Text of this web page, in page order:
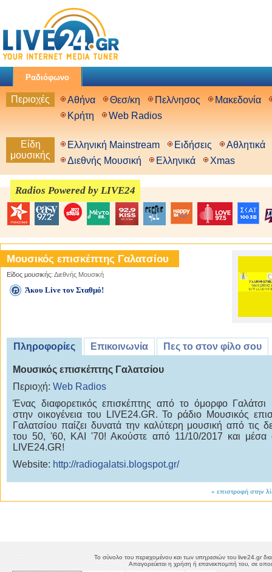
Ραδιόφωνο
Περιοχές Αθήνα Θεσ/κη Πελ/νησος
Μακεδονία
Κρήτη
Web Radios
Είδη
μουσικής
Ελληνική Mainstream Ειδήσεις
Αθλητικά
Διεθνής Μουσική
Ελληνικά Xmas
Radios Powered by LIVE24
Μουσικός επισκέπτης Γαλατσίου
Είδος μουσικής: Διεθνής Μουσική
Άκου Live τον Σταθμό!
Πληροφορίες Επικοινωνία Πες το στον φίλο σου
Μουσικός επισκέπτης Γαλατσίου
Περιοχή: Web Radios
Ένας διαφορετικός επισκέπτης από το όμορφο Γαλάτσι
στην οικογένεια του LIVE24.GR. Το ράδιο Μουσικός
Γαλατσίου παίζει δυνατά την καλύτερη μουσική από τις
του 50, '60, ΚΑΙ '70! Ακούστε από 11/10/2017 και μέσα
LIVE24.GR!
Website: http://radiogalatsi.blogspot.gr/
« επιστροφή στην
Το σύνολο του περιεχομένου και των υπηρεσιών του live24.gr
Απαγορεύεται η χρήση ή επανεκπομπή του, σε